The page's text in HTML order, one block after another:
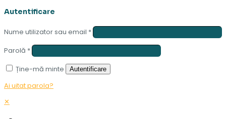
Autentificare
Nume utilizator sau email *
Parolă *
Ține-mă minte
Autentificare
Ai uitat parola?
✕